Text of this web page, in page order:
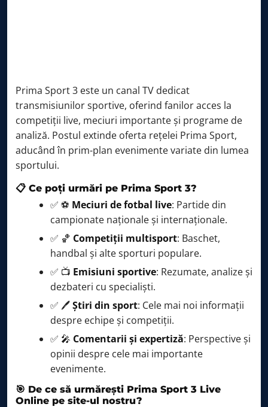
Prima Sport 3 este un canal TV dedicat
transmisiunilor sportive, oferind fanilor acces la
competiții live, meciuri importante și programe de
analiză. Postul extinde oferta rețelei Prima Sport,
aducând în prim-plan evenimente variate din lumea
sportului.
📋 Ce poți urmări pe Prima Sport 3?
✅ ⚽ Meciuri de fotbal live: Partide din
campionate naționale și internaționale.
✅ 🏀 Competiții multisport: Baschet,
handbal și alte sporturi populare.
✅ 📺 Emisiuni sportive: Rezumate, analize și
dezbateri cu specialiști.
✅ 🖊️Știri din sport: Cele mai noi informații
despre echipe și competiții.
✅ 🎤 Comentarii și expertiză: Perspective și
opinii despre cele mai importante
evenimente.
🎯 De ce să urmărești Prima Sport 3 Live
Online pe site-ul nostru?